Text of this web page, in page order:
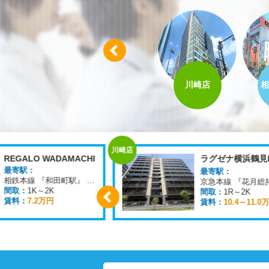
川崎店
REGALO WADAMACHI
最寄駅：
相鉄本線 『和田町駅』 徒歩
分
間取： 1K～2K
賃料：7.2万円
ラグゼナ横浜鶴
川崎店
最寄駅：
間取： 1R～2K
賃料：10.4～11.0